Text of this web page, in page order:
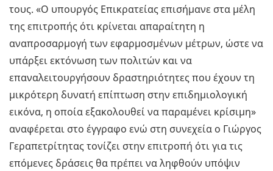
τους. «Ο υπουργός Επικρατείας επισήμανε στα μέλη
της επιτροπής ότι κρίνεται απαραίτητη η
αναπροσαρμογή των εφαρμοσμένων μέτρων, ώστε να
υπάρξει εκτόνωση των πολιτών και να
επαναλειτουργήσουν δραστηριότητες που έχουν τη
μικρότερη δυνατή επίπτωση στην επιδημιολογική
εικόνα, η οποία εξακολουθεί να παραμένει κρίσιμη»
αναφέρεται στο έγγραφο ενώ στη συνεχεία ο Γιώργος
Γεραπετρίτητας τονίζει στην επιτροπή ότι για τις
επόμενες δράσεις θα πρέπει να ληφθούν υπόψιν